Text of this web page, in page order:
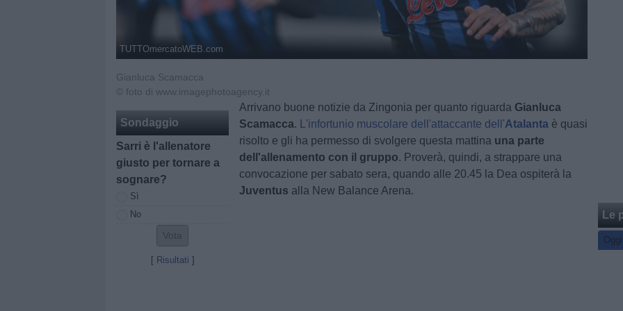
TUTTOmercatoWEB.com
Gianluca Scamacca
© foto di www.imagephotoagency.it
Sondaggio
Sarri è l'allenatore
giusto per tornare a
sognare?
Sì
No
[ Risultati ]
Arrivano buone notizie da Zingonia per quanto riguarda Gianluca
Scamacca. L'infortunio muscolare dell'attaccante dell'Atalanta è quasi
risolto e gli ha permesso di svolgere questa mattina una parte
dell'allenamento con il gruppo. Proverà, quindi, a strappare una
convocazione per sabato sera, quando alle 20.45 la Dea ospiterà la
Juventus alla New Balance Arena.
Le
Oggi